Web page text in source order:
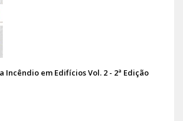
Incêndio em Edifícios Vol. 2 - 2ª Edição